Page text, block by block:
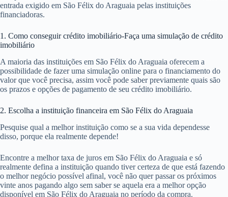
entrada exigido em São Félix do Araguaia pelas instituições
financiadoras.
1. Como conseguir crédito imobiliário-Faça uma simulação de crédito
imobiliário
A maioria das instituições em São Félix do Araguaia oferecem a
possibilidade de fazer uma simulação online para o financiamento do
valor que você precisa, assim você pode saber previamente quais são
os prazos e opções de pagamento de seu crédito imobiliário.
2. Escolha a instituição financeira em São Félix do Araguaia
Pesquise qual a melhor instituição como se a sua vida dependesse
disso, porque ela realmente depende!
Encontre a melhor taxa de juros em São Félix do Araguaia e só
realmente defina a instituição quando tiver certeza de que está fazendo
o melhor negócio possível afinal, você não quer passar os próximos
vinte anos pagando algo sem saber se aquela era a melhor opção
disponível em São Félix do Araguaia no período da compra.